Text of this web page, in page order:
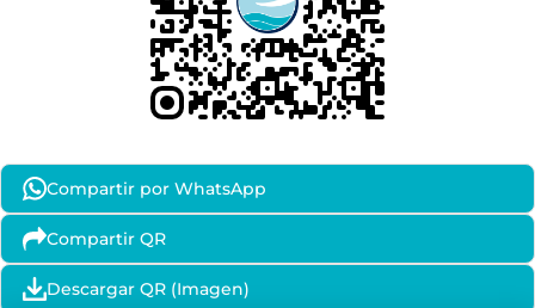
Compartir por WhatsApp
Compartir QR
Descargar QR (Imagen)